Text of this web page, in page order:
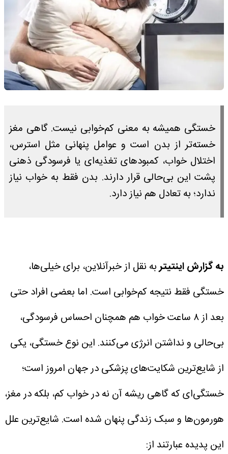
خستگی همیشه به معنی کم‌خوابی نیست. گاهی مغز
خسته‌تر از بدن است و عوامل پنهانی مثل استرس،
اختلال خواب، کمبودهای تغذیه‌ای یا فرسودگی ذهنی
پشت این بی‌حالی قرار دارند. بدن فقط به خواب نیاز
ندارد؛ به تعادل هم نیاز دارد.
به گزارش اینتیتربه نقل از خبرآنلاین، برای خیلی‌ها،
خستگی فقط نتیجه کم‌خوابی است. اما بعضی افراد حتی
بعد از ۸ ساعت خواب هم همچنان احساس فرسودگی،
بی‌حالی و نداشتن انرژی می‌کنند. این نوع خستگی، یکی
از شایع‌ترین شکایت‌های پزشکی در جهان امروز است؛
خستگی‌ای که گاهی ریشه آن نه در خواب کم، بلکه در مغز،
هورمون‌ها و سبک زندگی پنهان شده است. شایع‌ترین علل
این پدیده عبارتند از: